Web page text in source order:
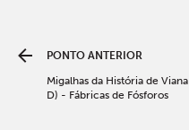
PONTO ANTERIOR
Migalhas da História de Viana
D) - Fábricas de Fósforos